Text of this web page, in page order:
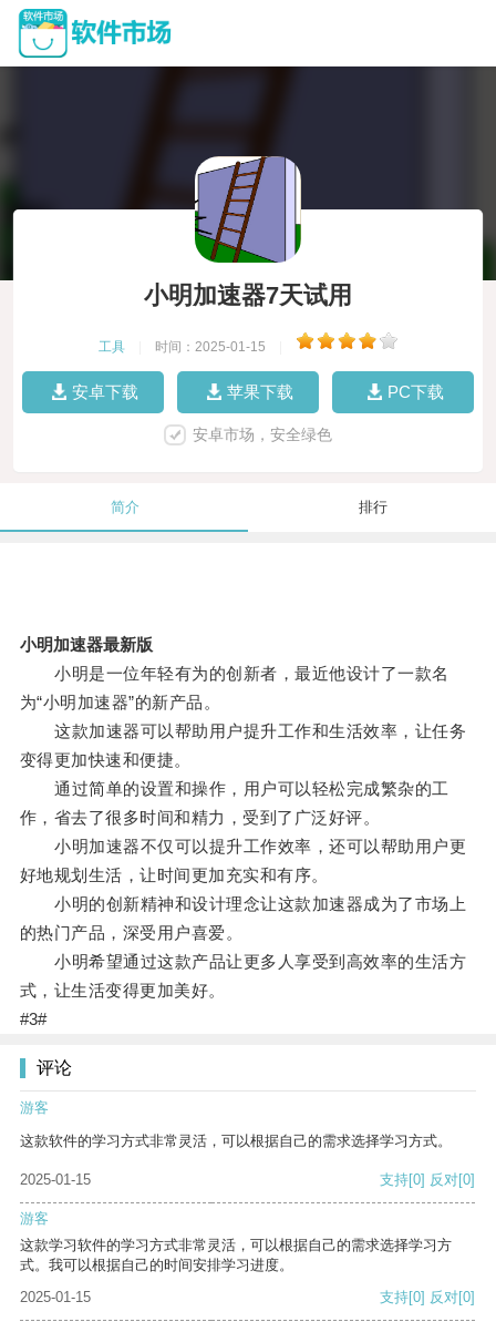
小明加速器7天试用
工具 时间：2025-01-15
安卓下载 苹果下载 PC下载
安卓市场，安全绿色
简介 排行
小明加速器最新版
小明是一位年轻有为的创新者，最近他设计了一款名
为“小明加速器”的新产品。
这款加速器可以帮助用户提升工作和生活效率，让任务
变得更加快速和便捷。
通过简单的设置和操作，用户可以轻松完成繁杂的工
作，省去了很多时间和精力，受到了广泛好评。
小明加速器不仅可以提升工作效率，还可以帮助用户更
好地规划生活，让时间更加充实和有序。
小明的创新精神和设计理念让这款加速器成为了市场上
的热门产品，深受用户喜爱。
小明希望通过这款产品让更多人享受到高效率的生活方
式，让生活变得更加美好。
#3#
评论
游客
这款软件的学习方式非常灵活，可以根据自己的需求选择学习方式。
2025-01-15 支持[0] 反对[0]
游客
这款学习软件的学习方式非常灵活，可以根据自己的需求选择学习方
式。我可以根据自己的时间安排学习进度。
2025-01-15
支持[0] 反对[0]